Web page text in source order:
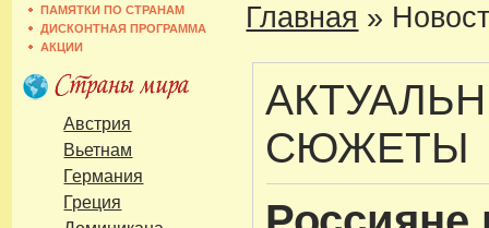
ПАМЯТКИ ПО СТРАНАМ
ДИСКОНТНАЯ ПРОГРАММА
АКЦИИ
Австрия
Вьетнам
Германия
Греция
Главная »
СЮЖЕТЫ